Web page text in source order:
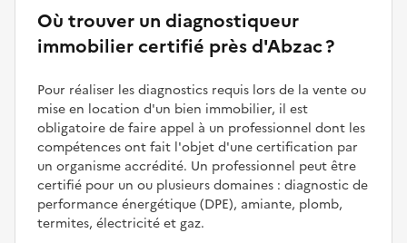
Où trouver un diagnostiqueur
immobilier certifié près d'Abzac ?
Pour réaliser les diagnostics requis lors de la vente ou
mise en location d'un bien immobilier, il est
obligatoire de faire appel à un professionnel dont les
compétences ont fait l'objet d'une certification par
un organisme accrédité. Un professionnel peut être
certifié pour un ou plusieurs domaines : diagnostic de
performance énergétique (DPE), amiante, plomb,
termites, électricité et gaz.